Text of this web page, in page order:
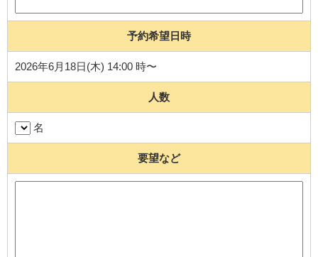
予約希望日時
2026年6月18日(木) 14:00 時〜
人数
名
要望など